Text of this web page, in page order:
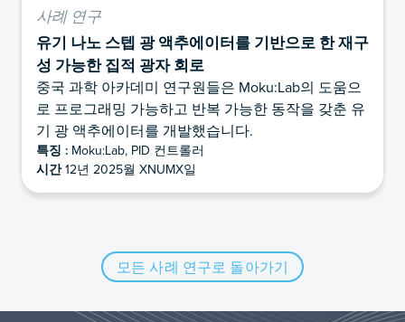
사례 연구
유기 나노 스텝 광 액추에이터를 기반으로 한 재구
성 가능한 집적 광자 회로
중국 과학 아카데미 연구원들은 Moku:Lab의 도움으
로 프로그래밍 가능하고 반복 가능한 동작을 갖춘 유
기 광 액추에이터를 개발했습니다.
특징 : Moku:Lab, PID 컨트롤러
시간12년 2025월 XNUMX일
모든 사례 연구로 돌아가기